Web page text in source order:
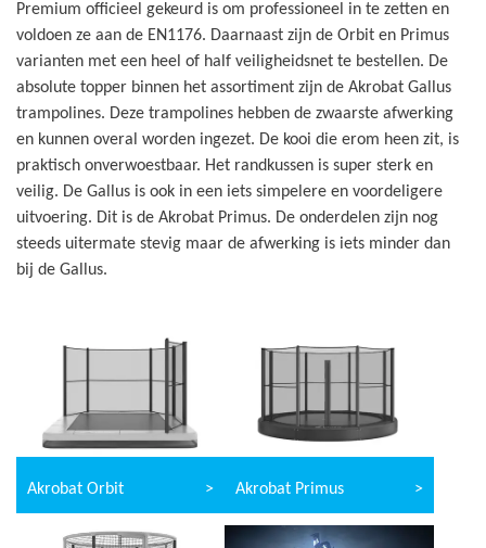
Premium officieel gekeurd is om professioneel in te zetten en
voldoen ze aan de EN1176. Daarnaast zijn de Orbit en Primus
varianten met een heel of half veiligheidsnet te bestellen. De
absolute topper binnen het assortiment zijn de Akrobat Gallus
trampolines. Deze trampolines hebben de zwaarste afwerking
en kunnen overal worden ingezet. De kooi die erom heen zit, is
praktisch onverwoestbaar. Het randkussen is super sterk en
veilig. De Gallus is ook in een iets simpelere en voordeligere
uitvoering. Dit is de Akrobat Primus. De onderdelen zijn nog
steeds uitermate stevig maar de afwerking is iets minder dan
bij de Gallus.
Akrobat Orbit Akrobat Primus